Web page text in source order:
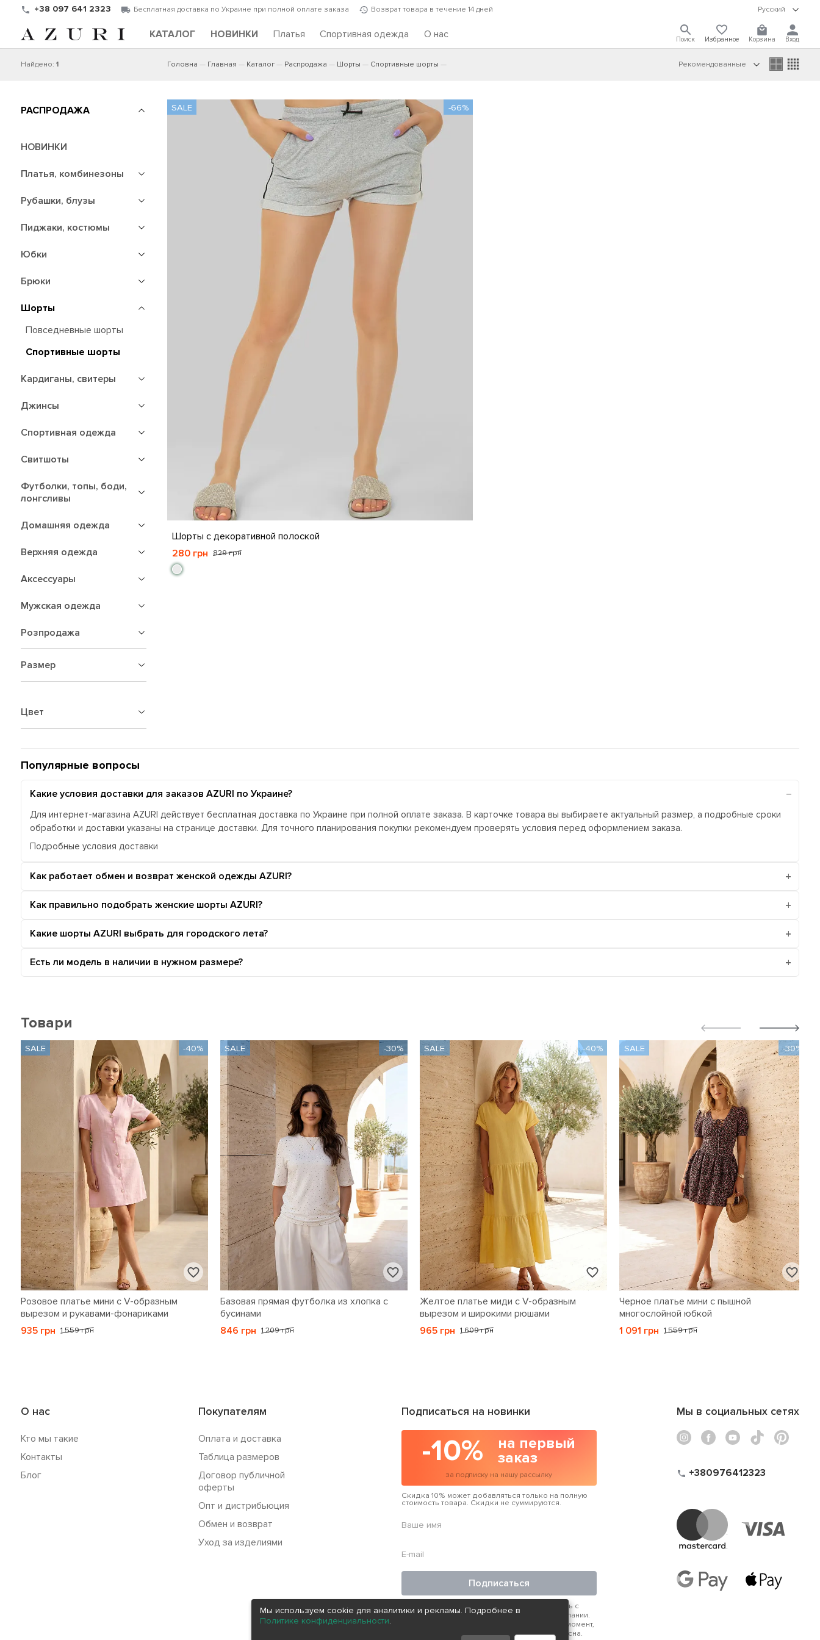
+38 097 641 2323 Бесплатная доставка по Украине при полной оплате заказа Возврат товара в течение 14 дней Русский
КАТАЛОГ НОВИНКИ Платья Спортивная одежда О нас Поиск Избранное Корзина Вход
Найдено: 1 Головна Главная Каталог Распродажа Шорты Спортивные шорты Рекомендованные
РАСПРОДАЖА
НОВИНКИ
Платья, комбинезоны
Рубашки, блузы
Пиджаки, костюмы
Юбки
Брюки
Шорты
Повседневные шорты
Спортивные шорты
Кардиганы, свитеры
Джинсы
Спортивная одежда
Свитшоты
Футболки, топы, боди,
лонгсливы
Домашняя одежда
Верхняя одежда
Аксессуары
Мужская одежда
Розпродажа
Размер
Цвет
S M L XL
Шорты с декоративной полоской
829 грн
280 грн
Популярные вопросы
Какие условия доставки для заказов AZURI по Украине?
Для интернет-магазина AZURI действует бесплатная доставка по Украине при полной оплате заказа. В карточке товара вы выбираете актуальный размер, а подробные сроки
обработки и доставки указаны на странице доставки. Для точного планирования покупки рекомендуем проверять условия перед оформлением заказа.
Подробные условия доставки
Как работает обмен и возврат женской одежды AZURI?
Как правильно подобрать женские шорты AZURI?
Какие шорты AZURI выбрать для городского лета?
Есть ли модель в наличии в нужном размере?
Товари
Розовое платье мини с V-образным
вырезом и рукавами-фонариками
1 559 грн
935 грн
Базовая прямая футболка из хлопка с
бусинами
1 209 грн
846 грн
Желтое платье миди с V-образным
вырезом и широкими рюшами
1 609 грн
965 грн
Черное платье мини с пышной
многослойной юбкой
1 559 грн
1 091 грн
О нас
Кто мы такие
Контакты
Блог
Покупателям
Оплата и доставка
Таблица размеров
Договор публичной
оферты
Опт и дистрибьюция
Обмен и возврат
Уход за изделиями
Подписаться на новинки
-10%
на первый
заказ
за подписку на нашу рассылку
Скидка 10% может добавляться только на полную
стоимость товара. Скидки не суммируются.
Подписаться
Подписываясь на рассылку, Вы соглашаетесь с
Политикой конфиденциальности
нашей компании.
Вы можете отписаться от рассылки в любой момент,
если сочтете, что Вам она больше не интересна.
Мы в социальных сетях
+380976412323
Мы используем cookie для аналитики и рекламы. Подробнее в
Политике конфиденциальности.